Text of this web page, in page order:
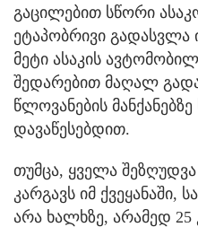
გაცილებით სწორი
ეტაპობრივი გადასვლა
მეტი ასაკის
შედარებით მაღალ
წლოვანების
დავაწესებდით.
თუმცა, ყველა
კარგავს იმ ქვეყანაში,
არა ხალხზე, არამედ